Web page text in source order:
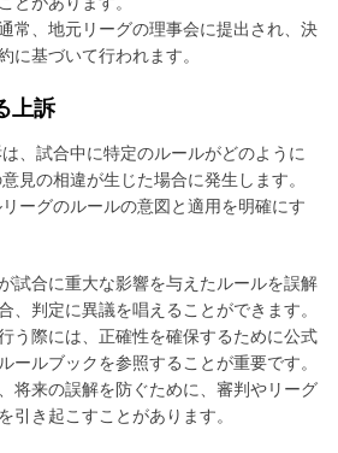
常、地元リーグの理事会に提出され、決
に基づいて行われます。
上訴
、試合中に特定のルールがどのように
見の相違が生じた場合に発生します。
ーグのルールの意図と適用を明確にす
試合に重大な影響を与えたルールを誤解
、判定に異議を唱えることができます。
う際には、正確性を確保するために公式
ールブックを参照することが重要です。
将来の誤解を防ぐために、審判やリーグ
引き起こすことがあります。